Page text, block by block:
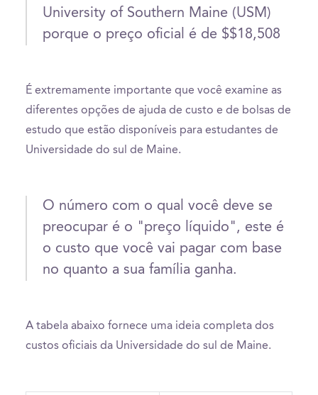
University of Southern Maine (USM)
porque o preço oficial é de $$18,508
É extremamente importante que você examine as
diferentes opções de ajuda de custo e de bolsas de
estudo que estão disponíveis para estudantes de
Universidade do sul de Maine.
O número com o qual você deve se
preocupar é o "preço líquido", este é
o custo que você vai pagar com base
no quanto a sua família ganha.
A tabela abaixo fornece uma ideia completa dos
custos oficiais da Universidade do sul de Maine.